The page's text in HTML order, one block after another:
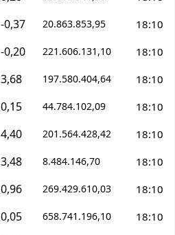
Kırklareli
Kırşehir
Kocaeli
Konya
Kütahya
Malatya
Manisa
Kahramanmaraş
-0,37 20.863.853,95 18:10
-0,20 221.606.131,10 18:10
3,68 197.580.404,64 18:10
0,15 44.784.102,09 18:10
4,40 201.564.428,42 18:10
3,48 8.484.146,70 18:10
0,96 269.429.610,03 18:10
0,05 658.741.196,10 18:10